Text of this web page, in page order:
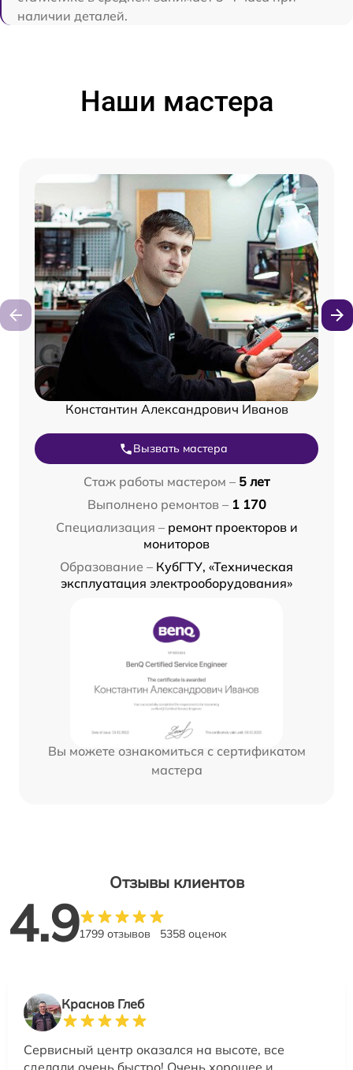
наличии деталей.
Наши мастера
Константин Александрович Иванов
Вызвать мастера
Стаж работы мастером – 5 лет
Выполнено ремонтов – 1 170
Специализация – ремонт проекторов и
мониторов
Образование – КубГТУ, «Техническая
эксплуатация электрооборудования»
Вы можете ознакомиться с сертификатом
мастера
Отзывы клиентов
4.91799 отзывов 5358 оценок
Краснов Глеб
Сервисный центр оказался на высоте, все